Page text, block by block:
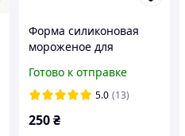
Форма силиконовая
мороженое для
орган
Готово к отправке
5.0 (13)
250₴